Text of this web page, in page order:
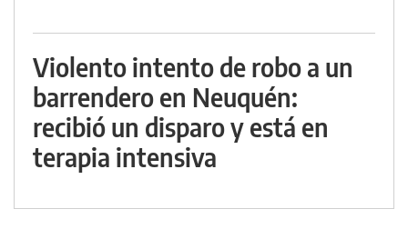
Violento intento de robo a un
barrendero en Neuquén:
recibió un disparo y está en
terapia intensiva